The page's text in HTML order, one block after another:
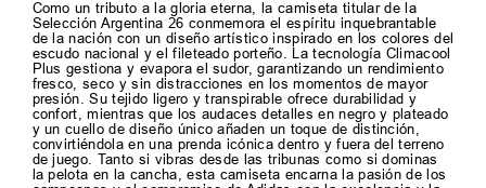
Como un tributo a la gloria eterna, la camiseta titular de la
Selección Argentina 26 conmemora el espíritu inquebrantable
de la nación con un diseño artístico inspirado en los colores del
escudo nacional y el fileteado porteño. La tecnología Climacool
Plus gestiona y evapora el sudor, garantizando un rendimiento
fresco, seco y sin distracciones en los momentos de mayor
presión. Su tejido ligero y transpirable ofrece durabilidad y
confort, mientras que los audaces detalles en negro y plateado
y un cuello de diseño único añaden un toque de distinción,
convirtiéndola en una prenda icónica dentro y fuera del terreno
de juego. Tanto si vibras desde las tribunas como si dominas
la pelota en la cancha, esta camiseta encarna la pasión de los